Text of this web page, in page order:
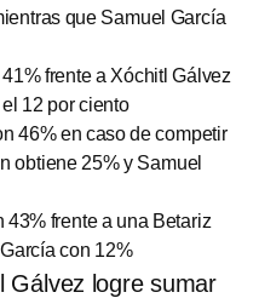
que Samuel García
frente a Xóchitl Gálvez
12 por ciento
46% en caso de competir
obtiene 25% y Samuel
43% frente a una Betariz
con 12%
Gálvez logre sumar